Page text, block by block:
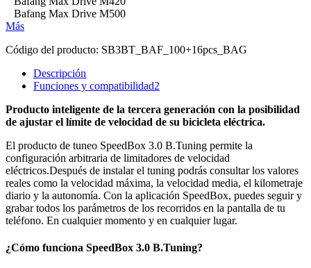
Bafang Max Drive M500
Más
Código del producto: SB3BT_BAF_100+16pcs_BAG
Descripción
Funciones y compatibilidad2
Producto inteligente de la tercera generación con la posibilidad
de ajustar el límite de velocidad de su bicicleta eléctrica.
El producto de tuneo SpeedBox 3.0 B.Tuning permite la
configuración arbitraria de limitadores de velocidad
eléctricos.Después de instalar el tuning podrás consultar los valores
reales como la velocidad máxima, la velocidad media, el kilometraje
diario y la autonomía. Con la aplicación SpeedBox, puedes seguir y
grabar todos los parámetros de los recorridos en la pantalla de tu
teléfono. En cualquier momento y en cualquier lugar.
¿Cómo funciona SpeedBox 3.0 B.Tuning?